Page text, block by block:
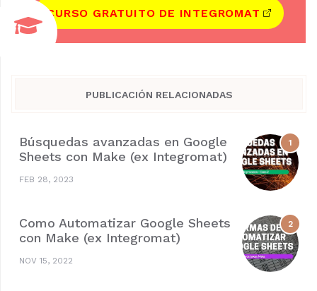
CURSO GRATUITO DE INTEGROMAT
PUBLICACIÓN RELACIONADAS
Búsquedas avanzadas en Google
Sheets con Make (ex Integromat)
FEB 28, 2023
Como Automatizar Google Sheets
con Make (ex Integromat)
NOV 15, 2022